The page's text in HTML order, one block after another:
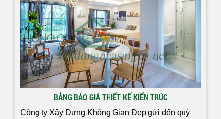
BẢNG BÁO GIÁ THIẾT KẾ KIẾN TRÚC
Công ty Xây Dựng Không Gian Đẹp gửi đến quý